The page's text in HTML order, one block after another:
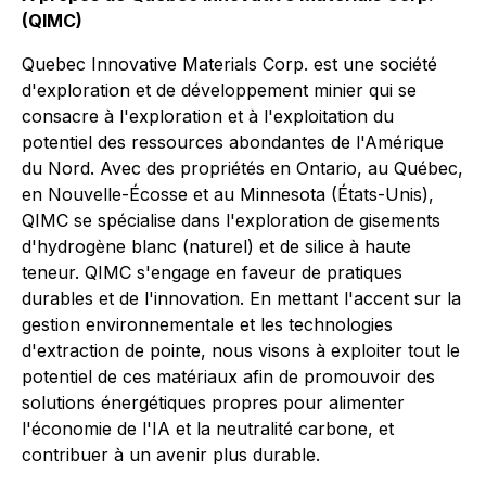
(QIMC)
Quebec Innovative Materials Corp. est une société
d'exploration et de développement minier qui se
consacre à l'exploration et à l'exploitation du
potentiel des ressources abondantes de l'Amérique
du Nord. Avec des propriétés en Ontario, au Québec,
en Nouvelle-Écosse et au Minnesota (États-Unis),
QIMC se spécialise dans l'exploration de gisements
d'hydrogène blanc (naturel) et de silice à haute
teneur. QIMC s'engage en faveur de pratiques
durables et de l'innovation. En mettant l'accent sur la
gestion environnementale et les technologies
d'extraction de pointe, nous visons à exploiter tout le
potentiel de ces matériaux afin de promouvoir des
solutions énergétiques propres pour alimenter
l'économie de l'IA et la neutralité carbone, et
contribuer à un avenir plus durable.